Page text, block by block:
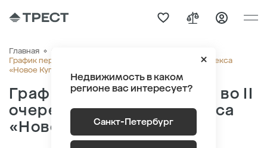
Недвижимость в каком
регионе вас интересует?
Санкт-Петербург
Главная
График передачи ключей во II очереди жилого комплекса
«Новое Купчино»
График передачи ключей во II
очереди жилого комплекса
«Новое Купчино»